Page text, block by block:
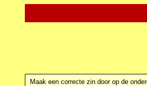
Maak een correcte zin door op de